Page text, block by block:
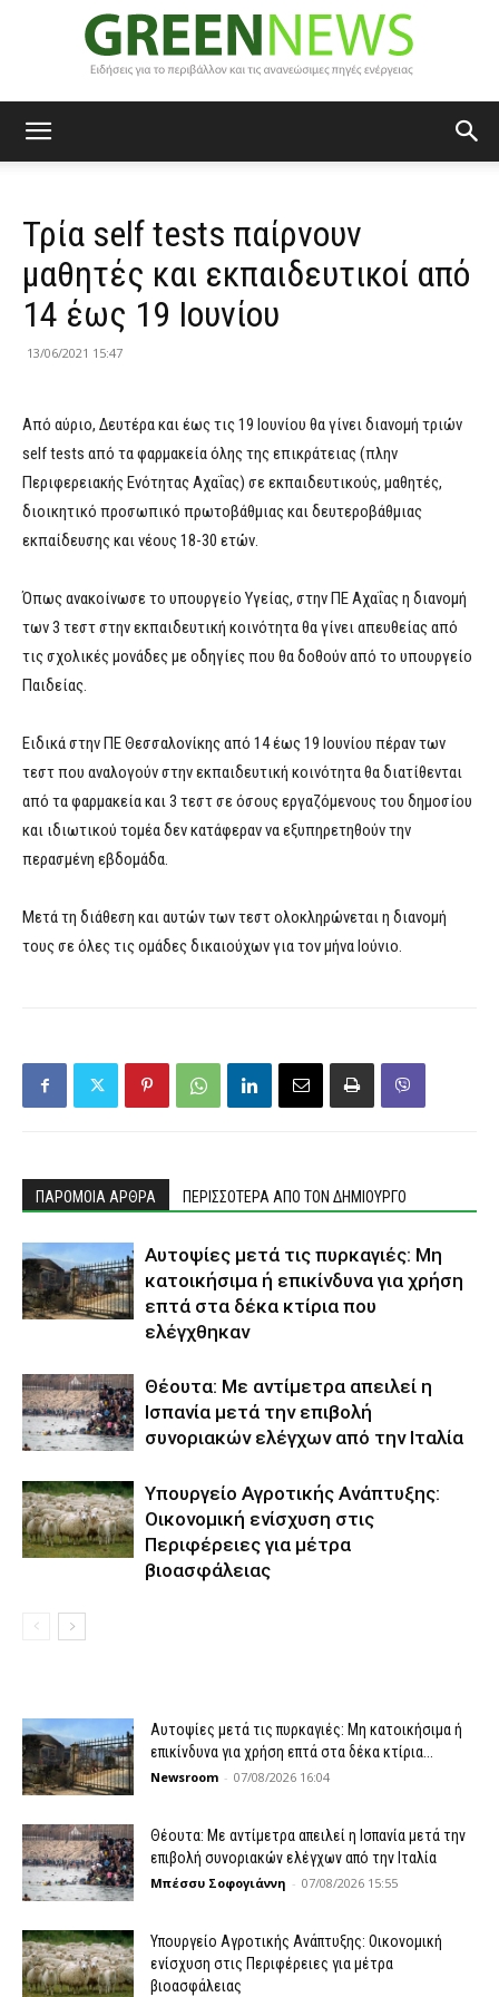
News
Τρία self tests παίρνουν
μαθητές και εκπαιδευτικοί από
14 έως 19 Ιουνίου
13/06/2021 15:47
Από αύριο, Δευτέρα και έως τις 19 Ιουνίου θα γίνει διανομή τριών
self tests από τα φαρμακεία όλης της επικράτειας (πλην
Περιφερειακής Ενότητας Αχαΐας) σε εκπαιδευτικούς, μαθητές,
διοικητικό προσωπικό πρωτοβάθμιας και δευτεροβάθμιας
εκπαίδευσης και νέους 18-30 ετών.
Όπως ανακοίνωσε το υπουργείο Υγείας, στην ΠΕ Αχαΐας η διανομή
των 3 τεστ στην εκπαιδευτική κοινότητα θα γίνει απευθείας από
τις σχολικές μονάδες με οδηγίες που θα δοθούν από το υπουργείο
Παιδείας.
Ειδικά στην ΠΕ Θεσσαλονίκης από 14 έως 19 Ιουνίου πέραν των
τεστ που αναλογούν στην εκπαιδευτική κοινότητα θα διατίθενται
από τα φαρμακεία και 3 τεστ σε όσους εργαζόμενους του δημοσίου
και ιδιωτικού τομέα δεν κατάφεραν να εξυπηρετηθούν την
περασμένη εβδομάδα.
Μετά τη διάθεση και αυτών των τεστ ολοκληρώνεται η διανομή
τους σε όλες τις ομάδες δικαιούχων για τον μήνα Ιούνιο.
ΠΑΡΟΜΟΙΑ ΑΡΘΡΑ ΠΕΡΙΣΣΟΤΕΡΑ ΑΠΟ ΤΟΝ ΔΗΜΙΟΥΡΓΟ
Αυτοψίες μετά τις πυρκαγιές: Μη
κατοικήσιμα ή επικίνδυνα για χρήση
επτά στα δέκα κτίρια που
ελέγχθηκαν
Θέουτα: Με αντίμετρα απειλεί η
Ισπανία μετά την επιβολή
συνοριακών ελέγχων από την Ιταλία
Υπουργείο Αγροτικής Ανάπτυξης:
Οικονομική ενίσχυση στις
Περιφέρειες για μέτρα
βιοασφάλειας
Αυτοψίες μετά τις πυρκαγιές: Μη κατοικήσιμα ή
επικίνδυνα για χρήση επτά στα δέκα κτίρια...
Newsroom - 07/08/2026 16:04
Θέουτα: Με αντίμετρα απειλεί η Ισπανία μετά την
επιβολή συνοριακών ελέγχων από την Ιταλία
Μπέσσυ Σοφογιάννη - 07/08/2026 15:55
Υπουργείο Αγροτικής Ανάπτυξης: Οικονομική
ενίσχυση στις Περιφέρειες για μέτρα
βιοασφάλειας